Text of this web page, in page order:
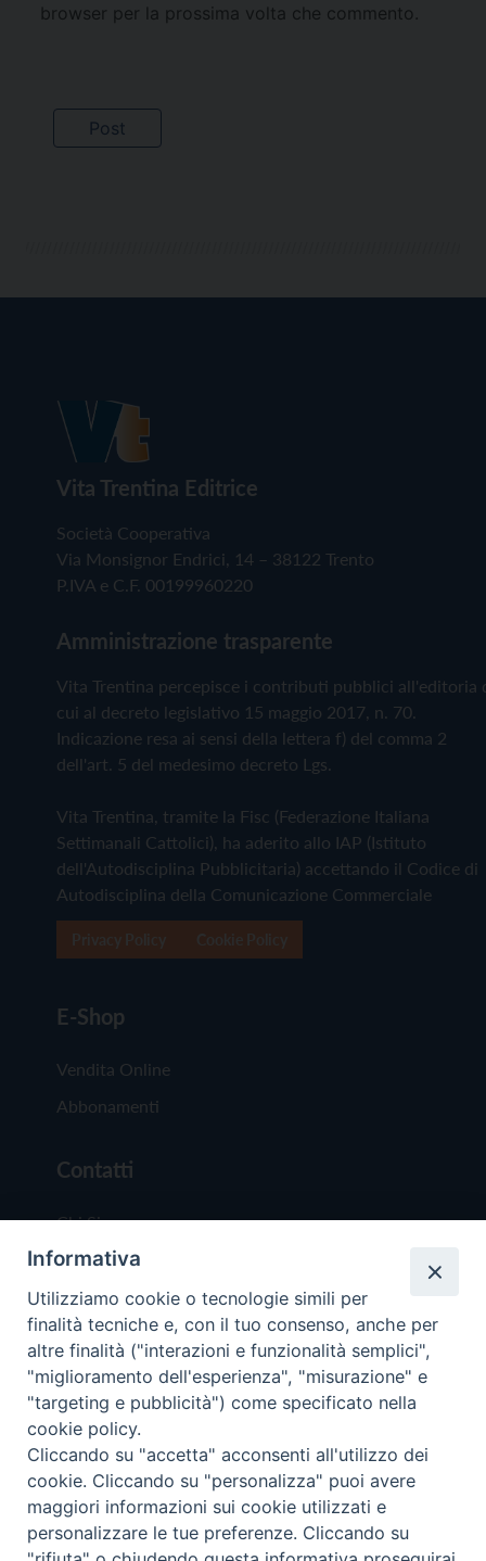
browser per la prossima volta che commento.
Vita Trentina Editrice
Società Cooperativa
Via Monsignor Endrici, 14 – 38122 Trento
P.IVA e C.F. 00199960220
Amministrazione trasparente
Vita Trentina percepisce i contributi pubblici all'editoria
cui al decreto legislativo 15 maggio 2017, n. 70.
Indicazione resa ai sensi della lettera f) del comma 2
dell'art. 5 del medesimo decreto Lgs.
Vita Trentina, tramite la Fisc (Federazione Italiana
Settimanali Cattolici), ha aderito allo IAP (Istituto
dell'Autodisciplina Pubblicitaria) accettando il Codice di
Autodisciplina della Comunicazione Commerciale
E-Shop
Vendita Online
Abbonamenti
Contatti
Chi Siamo
Redazione
Scrivici
Copyright © 2019 - Tutti i diritti riservati - Vita
Trentina Editrice
Privacy Policy
Torna
Informativa
Utilizziamo cookie o tecnologie simili per
finalità tecniche e, con il tuo consenso, anche per
altre finalità ("interazioni e funzionalità semplici",
"miglioramento dell'esperienza", "misurazione" e
"targeting e pubblicità") come specificato nella
cookie policy.
Cliccando su "accetta" acconsenti all'utilizzo dei
cookie. Cliccando su "personalizza" puoi avere
maggiori informazioni sui cookie utilizzati e
personalizzare le tue preferenze. Cliccando su